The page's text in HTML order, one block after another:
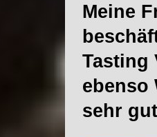
Meine
Tasting
ebenso
sehr